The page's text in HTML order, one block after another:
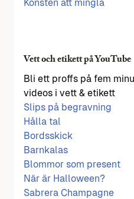
Konsten att mingla
Vett och etikett på YouTube
Bli ett proffs på fem
videos i vett & etikett
Slips på begravning
Hålla tal
Bordsskick
Barnkalas
Blommor som present
När är Halloween?
Sabrera Champagne